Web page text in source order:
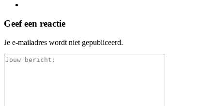
Geef een reactie
Je e-mailadres wordt niet gepubliceerd.